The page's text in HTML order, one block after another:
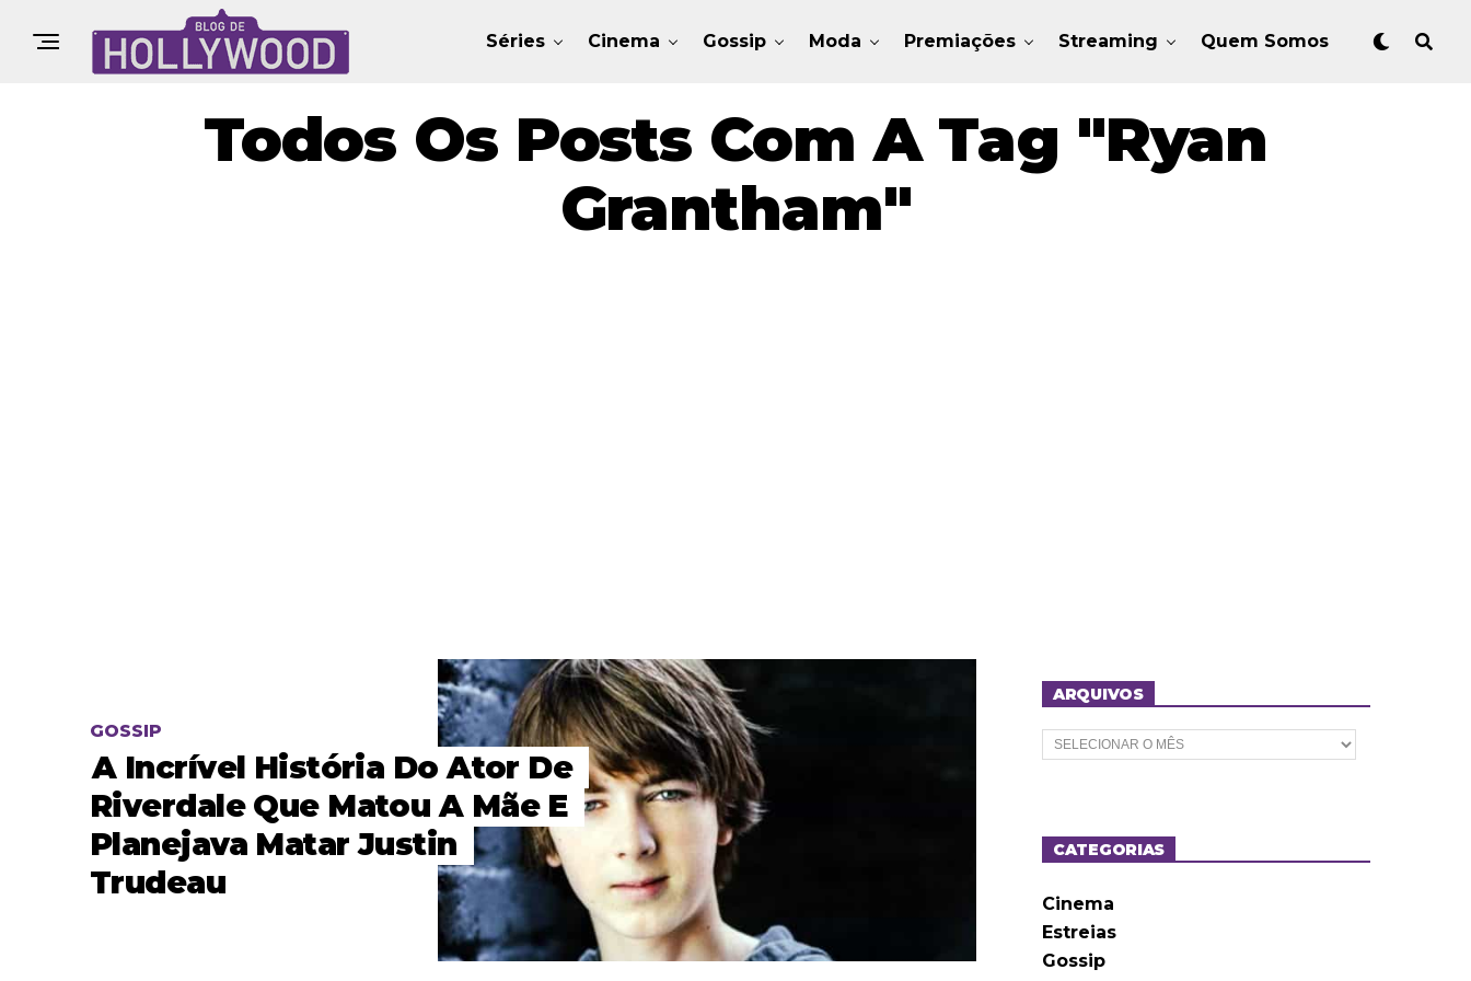
Séries Cinema Gossip Moda Premiações Streaming Quem Somos
Todos Os Posts Com A Tag "Ryan
Grantham"
GOSSIP
A Incrível História Do Ator De
Riverdale Que Matou A Mãe E
Planejava Matar Justin
Trudeau
ARQUIVOS
A
r
o
sCATEGORIAS
Cinema
Estreias
Gossip